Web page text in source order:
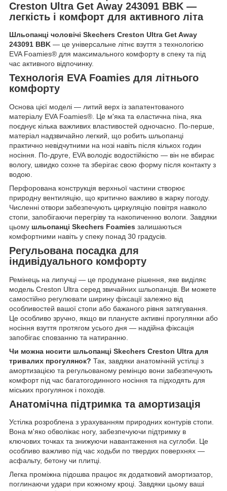
Creston Ultra Get Away 243091 BBK —
легкість і комфорт для активного літа
Шльопанці чоловічі Skechers Creston Ultra Get Away
243091 BBK — це універсальне літнє взуття з технологією
EVA Foamies® для максимального комфорту в спеку та під
час активного відпочинку.
Технологія EVA Foamies для літнього
комфорту
Основа цієї моделі — литий верх із запатентованого
матеріалу EVA Foamies®. Це м'яка та еластична піна, яка
поєднує кілька важливих властивостей одночасно. По-перше,
матеріал надзвичайно легкий, що робить шльопанці
практично невідчутними на нозі навіть після кількох годин
носіння. По-друге, EVA володіє водостійкістю — він не вбирає
вологу, швидко сохне та зберігає свою форму після контакту з
водою.
Перфорована конструкція верхньої частини створює
природну вентиляцію, що критично важливо в жарку погоду.
Численні отвори забезпечують циркуляцію повітря навколо
стопи, запобігаючи перегріву та накопиченню вологи. Завдяки
цьому шльопанці Skechers Foamies залишаються
комфортними навіть у спеку понад 30 градусів.
Регульована посадка для
індивідуального комфорту
Ремінець на липучці — це продумане рішення, яке виділяє
модель Creston Ultra серед звичайних шльопанців. Ви можете
самостійно регулювати ширину фіксації залежно від
особливостей вашої стопи або бажаного рівня затягування.
Це особливо зручно, якщо ви плануєте активні прогулянки або
носіння взуття протягом усього дня — надійна фіксація
запобігає сповзанню та натиранню.
Чи можна носити шльопанці Skechers Creston Ultra для
тривалих прогулянок? Так, завдяки анатомічній устілці з
амортизацією та регульованому ремінцю вони забезпечують
комфорт під час багатогодинного носіння та підходять для
міських прогулянок і походів.
Анатомічна підтримка та амортизація
Устілка розроблена з урахуванням природних контурів стопи.
Вона м'яко обволікає ногу, забезпечуючи підтримку в
ключових точках та знижуючи навантаження на суглоби. Це
особливо важливо під час ходьби по твердих поверхнях —
асфальту, бетону чи плитці.
Легка проміжна підошва працює як додатковий амортизатор,
поглинаючи удари при кожному кроці. Завдяки цьому ваші